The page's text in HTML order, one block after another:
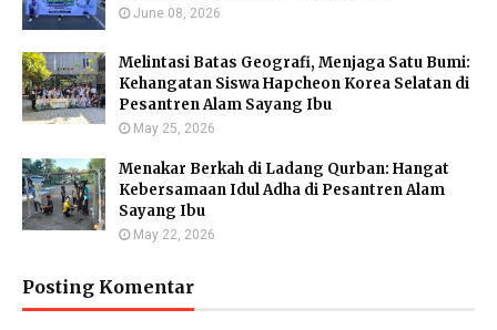
June 08, 2026
Melintasi Batas Geografi, Menjaga Satu Bumi:
Kehangatan Siswa Hapcheon Korea Selatan di
Pesantren Alam Sayang Ibu
May 25, 2026
Menakar Berkah di Ladang Qurban: Hangat
Kebersamaan Idul Adha di Pesantren Alam
Sayang Ibu
May 22, 2026
Posting Komentar